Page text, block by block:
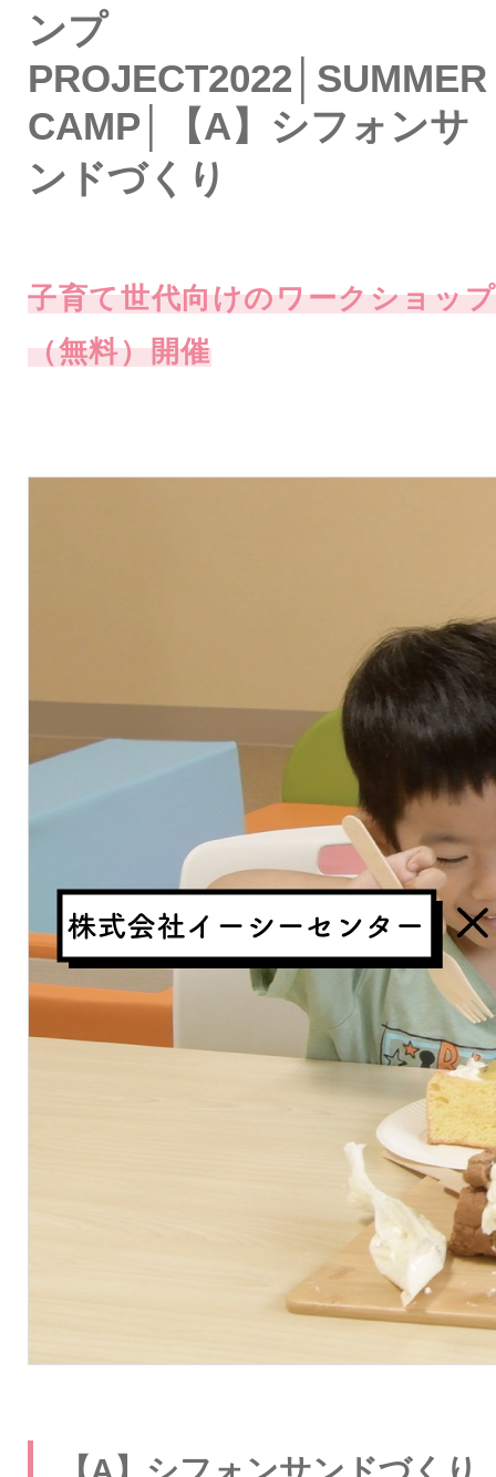
ンプ
PROJECT2022│SUMMER
CAMP│【A】シフォンサ
ンドづくり
子育て世代向けのワークショップ
（無料）開催